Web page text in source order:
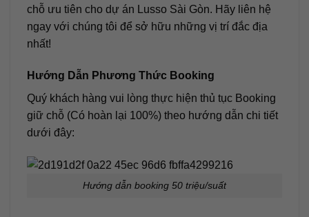
chỗ ưu tiên cho dự án Lusso Sài Gòn. Hãy liên hệ
ngay với chúng tôi để sở hữu những vị trí đắc địa
nhất!
Hướng Dẫn Phương Thức Booking
Quý khách hàng vui lòng thực hiện thủ tục Booking
giữ chỗ (Có hoàn lại 100%) theo hướng dẫn chi tiết
dưới đây:
Hướng dẫn booking 50 triệu/suất